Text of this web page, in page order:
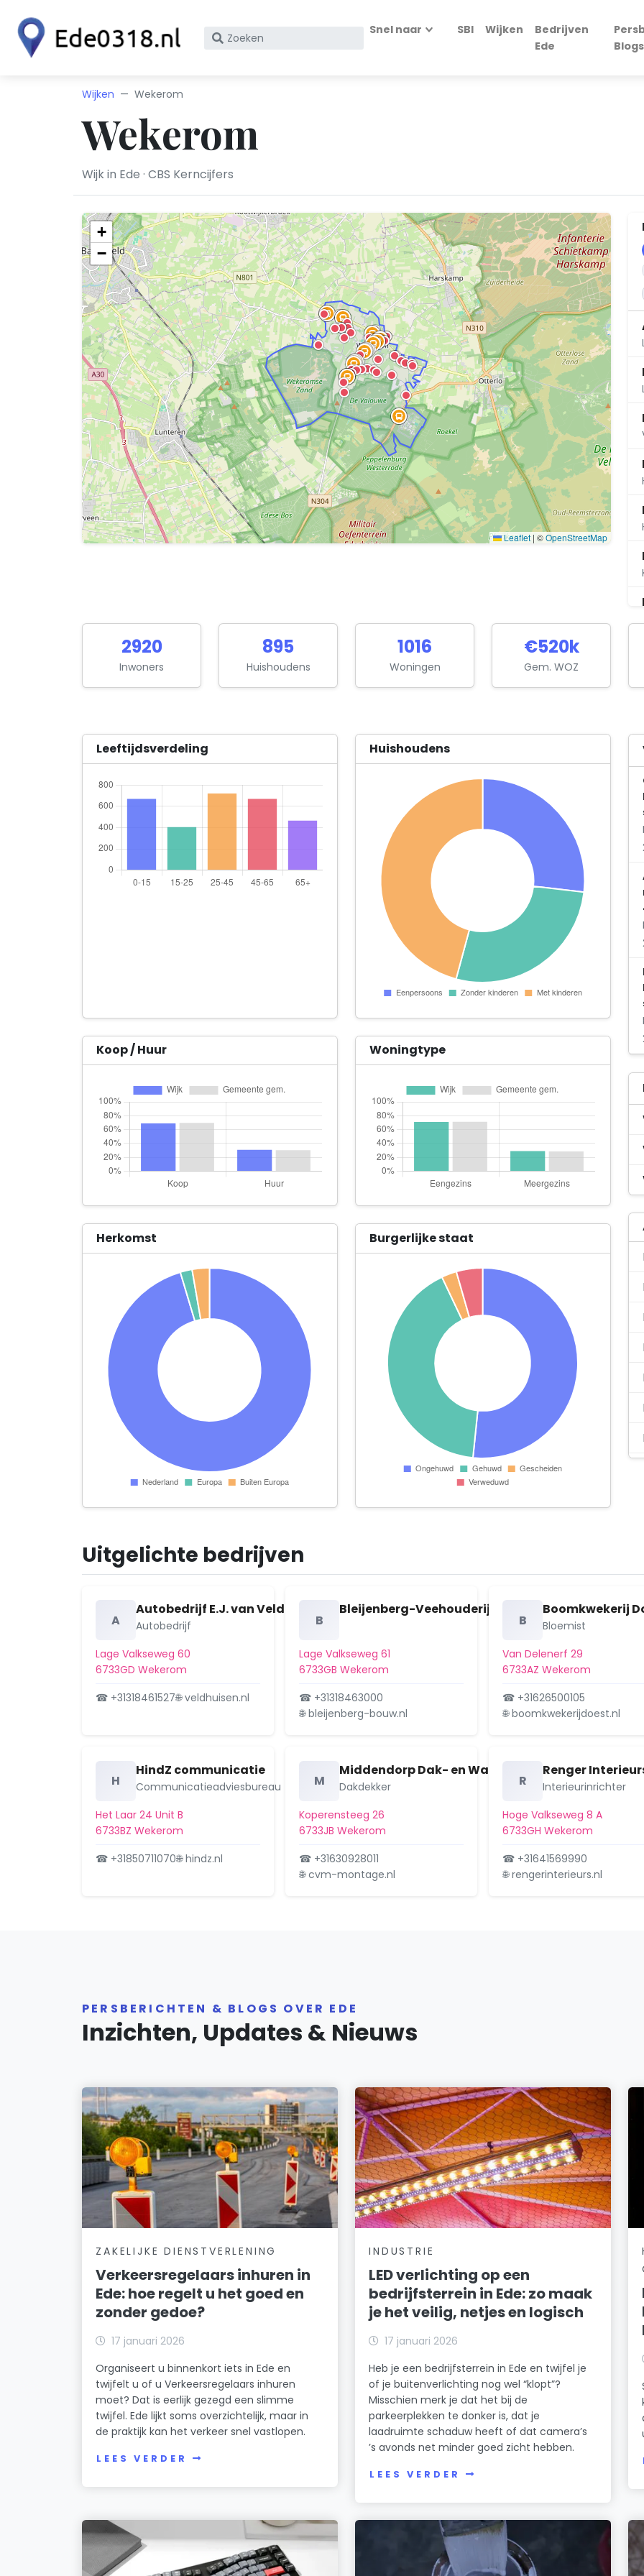
Zoek
nummer
Snel naar SBI Wijken
Bedrijven
Ede
Blogs
Wijken Wekerom
Wekerom
Wijk in Ede · CBS Kerncijfers
+
−
Leaflet | ©OpenStreetMap
2920
Inwoners
895
Huishoudens
1016
Woningen
€520k
Gem. WOZ
Leeftijdsverdeling Huishoudens
Koop / Huur Woningtype
Herkomst Burgerlijke staat
Uitgelichte bedrijven
A
Autobedrijf E.J. van Veldhuisen
Autobedrijf
Lage Valkseweg 60
6733GD Wekerom
☎ +31318461527🌐 veldhuisen.nl
B
Bleijenberg-Veehouderij
Lage Valkseweg 61
6733GB Wekerom
☎ +31318463000
🌐 bleijenberg-bouw.nl
B
Boomkwekerij
Bloemist
Van Delenerf 29
6733AZ Wekerom
☎ +31626500105
🌐 boomkwekerijdoest.nl
H
HindZ communicatie
Communicatieadviesbureau
Het Laar 24 Unit B
6733BZ Wekerom
☎ +31850711070🌐 hindz.nl
M
Middendorp Dak- en Wandbeplating B.V.
Dakdekker
Koperensteeg 26
6733JB Wekerom
☎ +31630928011
🌐 cvm-montage.nl
R
Renger
Interieurinrichter
Hoge Valkseweg 8 A
6733GH Wekerom
☎ +31641569990
🌐 rengerinterieurs.nl
PERSBERICHTEN & BLOGS OVER EDE
Inzichten, Updates & Nieuws
ZAKELIJKE DIENSTVERLENING
Verkeersregelaars inhuren in
Ede: hoe regelt u het goed en
zonder gedoe?
17 januari 2026
Organiseert u binnenkort iets in Ede en
twijfelt u of u Verkeersregelaars inhuren
moet? Dat is eerlijk gezegd een slimme
twijfel. Ede lijkt soms overzichtelijk, maar in
de praktijk kan het verkeer snel vastlopen.
LEES VERDER
INDUSTRIE
LED verlichting op een
bedrijfsterrein in Ede: zo maak
je het veilig, netjes en logisch
17 januari 2026
Heb je een bedrijfsterrein in Ede en twijfel je
of je buitenverlichting nog wel “klopt”?
Misschien merk je dat het bij de
parkeerplekken te donker is, dat je
laadruimte schaduw heeft of dat camera’s
’s avonds net minder goed zicht hebben.
LEES VERDER